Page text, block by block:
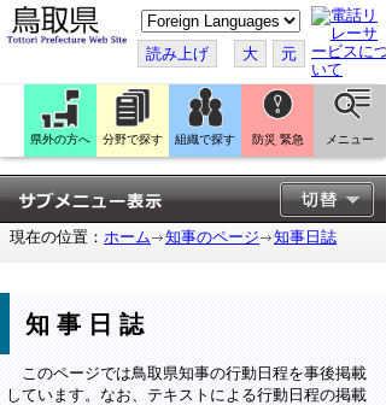
こ
の
ペ
ー
ジ
翻
訳
す
る
読み上げ 大 元
県外の方へ 分野で探す 組織で探す 防災 緊急 メニュー
現在の位置： ホーム 知事のページ 知事日誌
知事日誌
このページでは鳥取県知事の行動日程を事後掲載
しています。なお、テキストによる行動日程の掲載